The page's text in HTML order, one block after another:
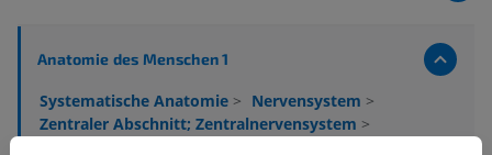
Anatomie des Menschen 1
Systematische Anatomie > Nervensystem >
Zentraler Abschnitt; Zentralnervensystem >